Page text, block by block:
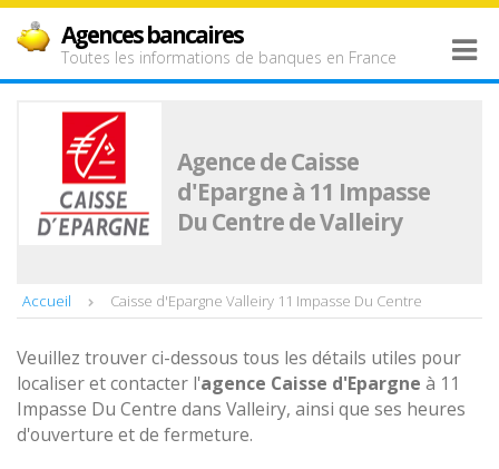
Agences bancaires
Toutes les informations de banques en France
Agence de Caisse
d'Epargne à 11 Impasse
Du Centre de Valleiry
Accueil Caisse d'Epargne Valleiry 11 Impasse Du Centre
Veuillez trouver ci-dessous tous les détails utiles pour
localiser et contacter l'agence Caisse d'Epargne à 11
Impasse Du Centre dans Valleiry, ainsi que ses heures
d'ouverture et de fermeture.